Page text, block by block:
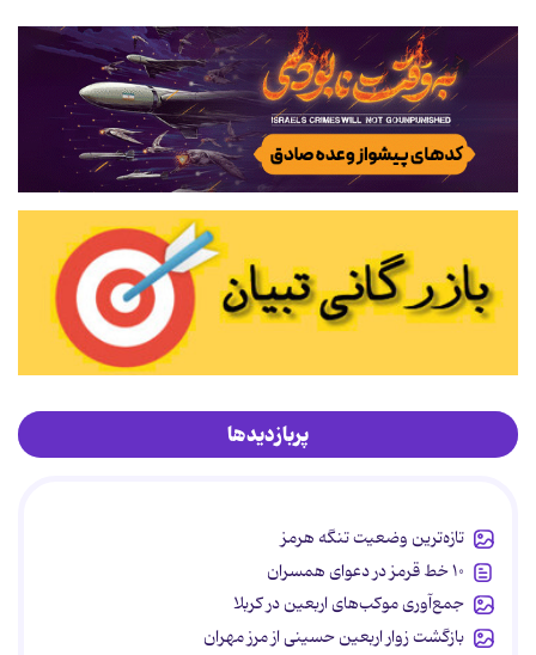
پربازدیدها
تازه‌ترین وضعیت تنگه هرمز
۱۰ خط قرمز در دعوای همسران
جمع‌آوری موکب‌های اربعین در کربلا
بازگشت زوار اربعین حسینی از مرز مهران